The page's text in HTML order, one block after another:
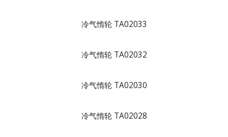
冷气惰轮 TA02033
冷气惰轮 TA02032
冷气惰轮 TA02030
冷气惰轮 TA02028